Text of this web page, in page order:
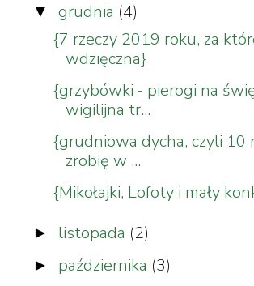
▼ grudnia (4)
{7 rzeczy 2019 roku, za
wdzięczna}
{grzybówki - pierogi na
wigilijna tr...
{grudniowa dycha, czyli 10
zrobię w ...
{Mikołajki, Lofoty i mały
► listopada (2)
► października (3)